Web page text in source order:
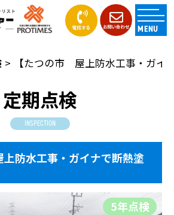
MENU
【たつの市 屋上防水工事・ガイ
定期点検
INSPECTION
防水工事・ガイナで断熱塗
5年点検